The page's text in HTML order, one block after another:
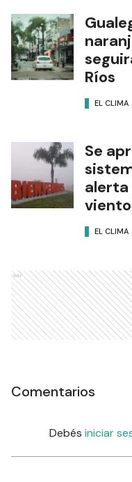
Ríos
EL CLIMA
Se
EL CLIMA
Ads
Comentarios
Debés iniciar